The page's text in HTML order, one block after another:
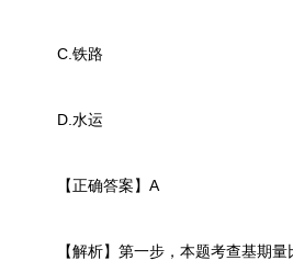
C.铁路
D.水运
【正确答案】A
【解析】第一步，本题考查基期量